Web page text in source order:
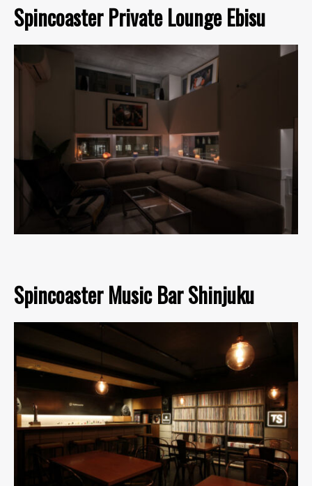
Spincoaster Private Lounge Ebisu
Spincoaster Music Bar Shinjuku